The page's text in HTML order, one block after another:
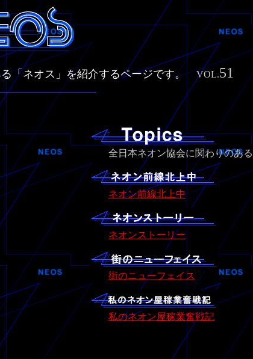
る「ネオス」を紹介するページです。VOL.51
全日本ネオン協会に関わりのある
ネオン前線北上中
ネオンストーリー
街のニューフェイス
私のネオン屋稼業奮戦記